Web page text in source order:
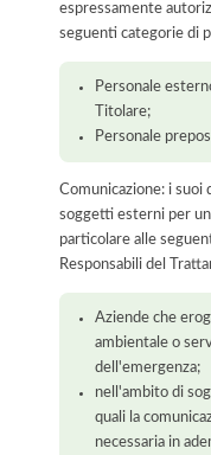
espressamente
seguenti categorie di
Personale
Titolare;
Personale
Comunicazione: i suoi
soggetti esterni per
particolare alle
Responsabili del
Aziende che
ambientale o
dell'emergenza;
nell'ambito di
quali la
necessaria in